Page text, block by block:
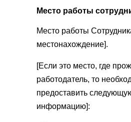
Место работы
Место работы
местонахождение].
[Если это место, где
работодатель, то
предоставить
информацию]: